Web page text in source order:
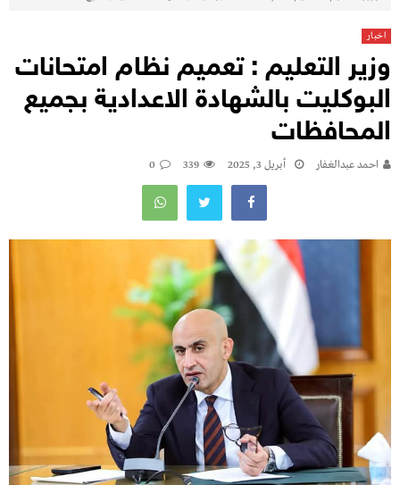
اخبار
وزير التعليم : تعميم نظام امتحانات
البوكليت بالشهادة الاعدادية بجميع
المحافظات
احمد عبدالغفار أبريل 3, 2025 339
0